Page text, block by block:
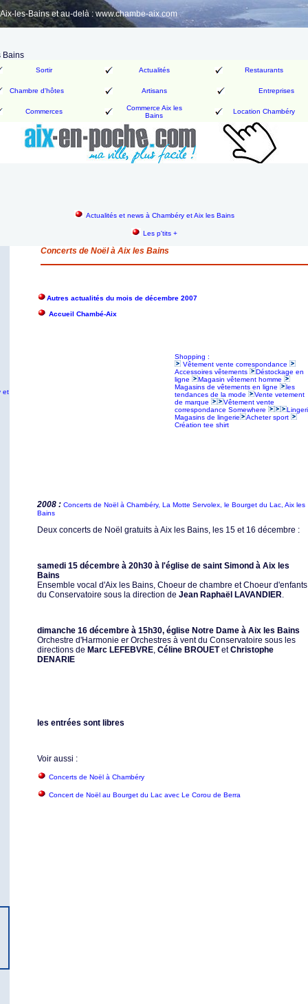
les-Bains et au-delà : www.chambe-aix.com
Bains
Sortir Actualités Restaurants
Chambre d'hôtes Artisans Entreprises
Commerces
Commerce Aix les
Bains
Location Chambéry
Actualités et news à Chambéry et Aix les Bains
Les p'tits +
Concerts de Noël à Aix les Bains
Autres actualités du mois de décembre 2007
Accueil Chambé-Aix
et
Shopping :
Vêtement vente correspondance
Accessoires vêtements
Déstockage en
ligne
Magasin vêtement homme
Magasins de vêtements en ligne
les
tendances de la mode
Vente vetement
de marque
Vêtement vente
correspondance Somewhere
Magasins de lingerie
Acheter sport
Création tee shirt
2008 : Concerts de Noël à Chambéry, La Motte Servolex, le Bourget du Lac, Aix les
Bains
Deux concerts de Noël gratuits à Aix les Bains, les 15 et 16 décembre :
samedi 15 décembre à 20h30 à l'église de saint Simond à Aix les
Bains
Ensemble vocal d'Aix les Bains, Choeur de chambre et Choeur d'enfants
du Conservatoire sous la direction de Jean Raphaël LAVANDIER.
dimanche 16 décembre à 15h30, église Notre Dame à Aix les Bains
Orchestre d'Harmonie er Orchestres à vent du Conservatoire sous les
directions de Marc LEFEBVRE, Céline BROUETetChristophe
DENARIE
les entrées sont libres
Voir aussi :
Concerts de Noël à Chambéry
Concert de Noël au Bourget du Lac avec Le Corou de Berra